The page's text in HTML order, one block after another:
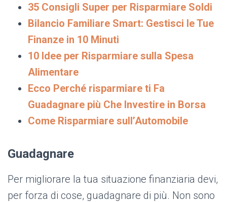
35 Consigli Super per Risparmiare Soldi
Bilancio Familiare Smart: Gestisci le Tue
Finanze in 10 Minuti
10 Idee per Risparmiare sulla Spesa
Alimentare
Ecco Perché risparmiare ti Fa
Guadagnare più Che Investire in Borsa
Come Risparmiare sull’Automobile
Guadagnare
Per migliorare la tua situazione finanziaria devi,
per forza di cose, guadagnare di più. Non sono